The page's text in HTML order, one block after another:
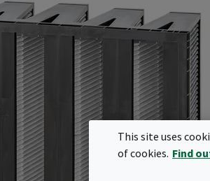
This site uses
of cookies. Find